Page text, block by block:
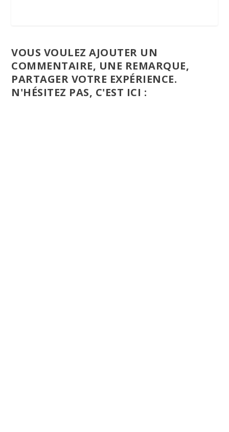
VOUS VOULEZ AJOUTER UN
COMMENTAIRE, UNE REMARQUE,
PARTAGER VOTRE EXPÉRIENCE.
N'HÉSITEZ PAS, C'EST ICI :